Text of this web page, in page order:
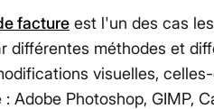
facture est l'un des cas
différentes méthodes et
visuelles,
Adobe Photoshop, GIMP,